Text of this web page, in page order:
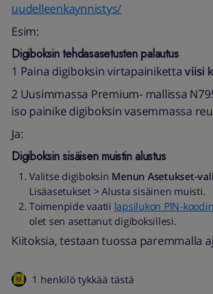
uudelleenkaynnistys/
Esim:
Digiboksin tehdasasetusten palautus
1 Paina digiboksin virtapainikettaviisi
2 Uusimmassa Premium- mallissa
iso painike digiboksin vasemmassa
Ja:
Digiboksin sisäisen muistin alustus
Valitse digiboksin Menun Asetukset-
Lisäasetukset > Alusta sisäinen muisti.
Toimenpide vaatii lapsilukon PIN-koodin
olet sen asettanut digiboksillesi.
Kiitoksia, testaan tuossa paremmalla
1 henkilö tykkää tästä